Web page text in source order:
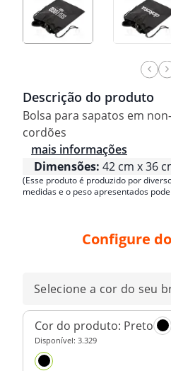
Descrição do produto
Bolsa para sapatos em
cordões
mais informações
Dimensões: 42 cm x 36
(Esse produto é produzido por
medidas e o peso apresentados
Configure
Selecione a cor do seu
Cor do produto: Preto
Disponível: 3.329